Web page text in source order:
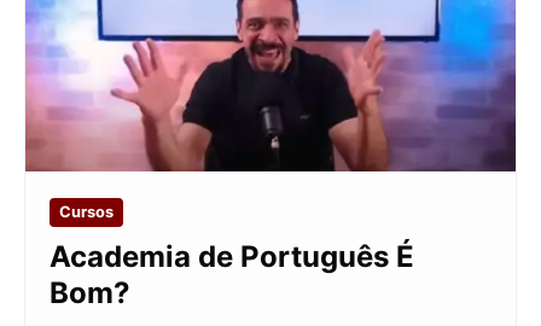
Cursos
Academia de Português É
Bom?